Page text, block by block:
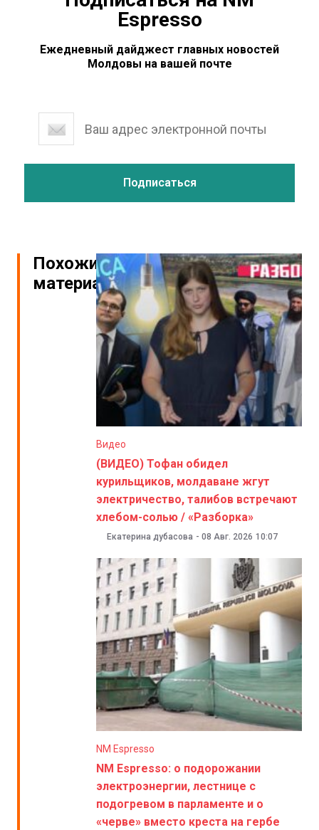
Espresso
Ежедневный дайджест главных новостей
Молдовы на вашей почте
Похожие
материалы
Видео
(ВИДЕО) Тофан обидел
курильщиков, молдаване жгут
электричество, талибов встречают
хлебом-солью / «Разборка»
Екатерина дубасова - 08 Авг. 2026 10:07
NM Espresso
NM Espresso: о подорожании
электроэнергии, лестнице с
подогревом в парламенте и о
«черве» вместо креста на гербе